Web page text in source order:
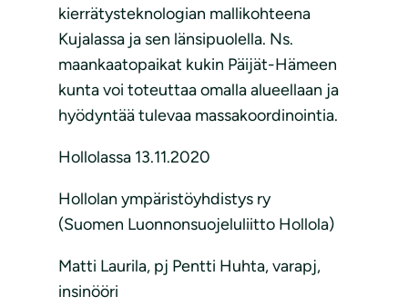
kierrätysteknologian mallikohteena
Kujalassa ja sen länsipuolella. Ns.
maankaatopaikat kukin Päijät-Hämeen
kunta voi toteuttaa omalla alueellaan ja
hyödyntää tulevaa massakoordinointia.
Hollolassa 13.11.2020
Hollolan ympäristöyhdistys ry
(Suomen Luonnonsuojeluliitto Hollola)
Matti Laurila, pj Pentti Huhta, varapj,
insinööri